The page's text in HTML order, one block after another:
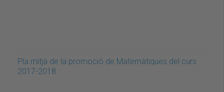
Pla mitjà de la promoció de Matemàtiques del curs
2017-2018